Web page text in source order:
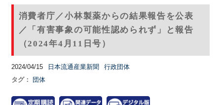
消費者庁／小林製薬からの結果報告を公表
／「有害事象の可能性認められず」と報告
（2024年4月11日号）
2024/04/15 日本流通産業新聞
行政団体
タグ：
団体